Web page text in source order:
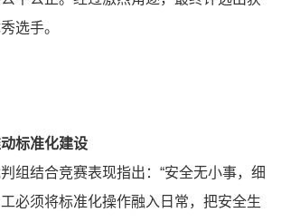
选手。
标准化建设
结合竞赛表现指出：“安全无小事，细
必须将标准化操作融入日常，把安全生